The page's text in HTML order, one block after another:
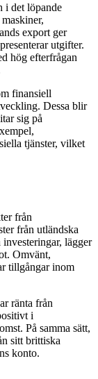
i det löpande
export ger
utgifter.
hög efterfrågan
finansiell
Dessa blir
sig på
tjänster, vilket
från
från utländska
lägger
Omvänt,
tillgångar inom
ränta från
i
På samma sätt,
sitt brittiska
konto.